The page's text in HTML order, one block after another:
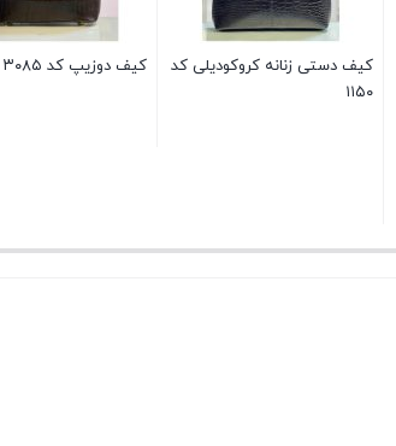
کیف دستی زنانه کروکودیلی کد
۱۱۵۰
کیف دوزیپ کد ۳۰۸۵